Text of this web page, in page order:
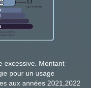
excessive. Montant
pour un usage
aux années 2021,2022